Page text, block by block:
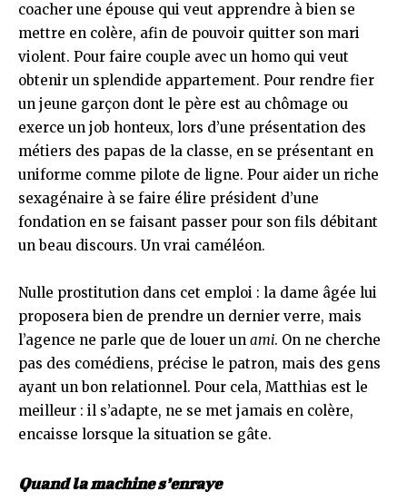
coacher une épouse qui veut apprendre à bien se
mettre en colère, afin de pouvoir quitter son mari
violent. Pour faire couple avec un homo qui veut
obtenir un splendide appartement. Pour rendre fier
un jeune garçon dont le père est au chômage ou
exerce un job honteux, lors d’une présentation des
métiers des papas de la classe, en se présentant en
uniforme comme pilote de ligne. Pour aider un riche
sexagénaire à se faire élire président d’une
fondation en se faisant passer pour son fils débitant
un beau discours. Un vrai caméléon.
Nulle prostitution dans cet emploi : la dame âgée lui
proposera bien de prendre un dernier verre, mais
l’agence ne parle que de louer un ami. On ne cherche
pas des comédiens, précise le patron, mais des gens
ayant un bon relationnel. Pour cela, Matthias est le
meilleur : il s’adapte, ne se met jamais en colère,
encaisse lorsque la situation se gâte.
Quand la machine s’enraye